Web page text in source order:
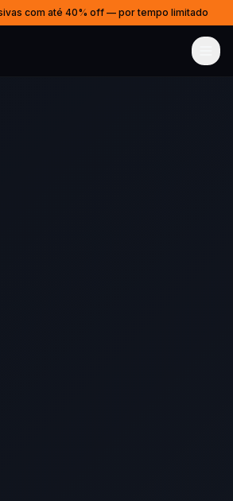
com até 40% off — por tempo limitado